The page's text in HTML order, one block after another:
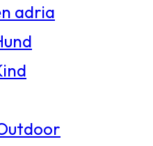
adria